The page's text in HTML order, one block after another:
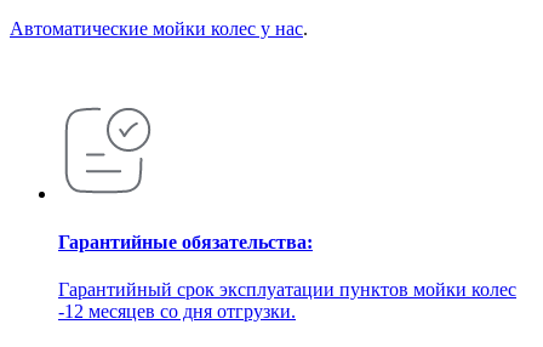
Автоматические мойки колес у нас.
Гарантийные обязательства:
Гарантийный срок эксплуатации пунктов мойки колес
-12 месяцев со дня отгрузки.